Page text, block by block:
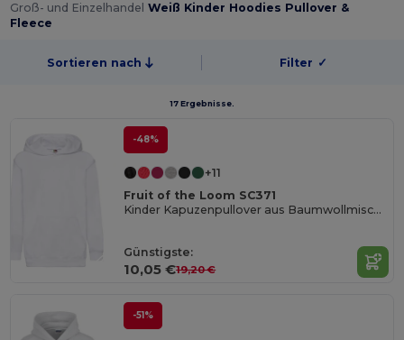
Groß- und Einzelhandel Weiß Kinder Hoodies Pullover &
Fleece
Sortieren nach Filter ✓
17 Ergebnisse.
-48%
+11
Fruit of the Loom SC371
Kinder Kapuzenpullover aus Baumwollmischung
Günstigste:
10,05 €19,20 €
-51%